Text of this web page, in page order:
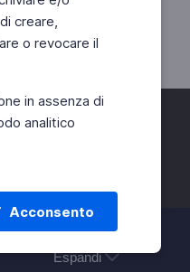
creare,
o revocare il
in assenza di
analitico
Acconsento